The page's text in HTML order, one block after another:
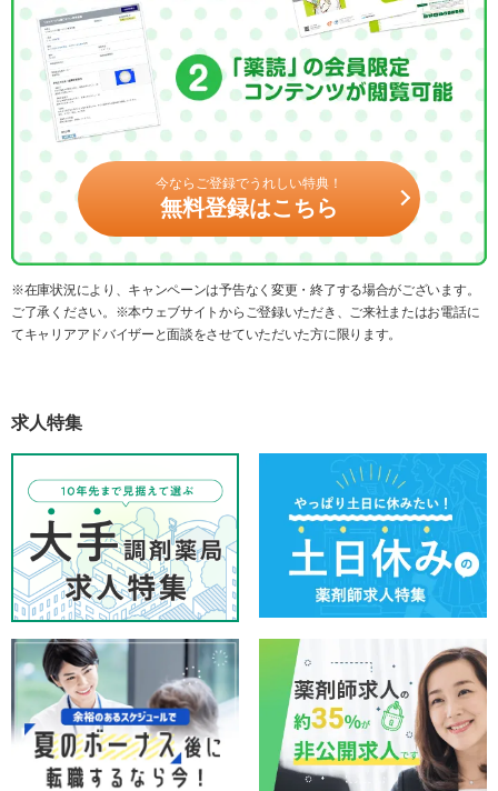
今ならご登録でうれしい特典！
無料登録はこちら
※在庫状況により、キャンペーンは予告なく変更・終了する場合がございます。
ご了承ください。※本ウェブサイトからご登録いただき、ご来社またはお電話に
てキャリアアドバイザーと面談をさせていただいた方に限ります。
求人特集